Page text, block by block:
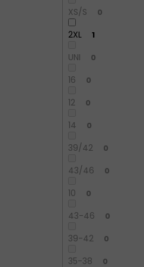
XS/S 0
2XL 1
UNI 0
16 0
12 0
14 0
39/42 0
43/46 0
10 0
43-46 0
39-42 0
35-38 0